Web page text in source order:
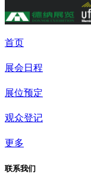
首页
展会日程
展位预定
观众登记
更多
联系我们